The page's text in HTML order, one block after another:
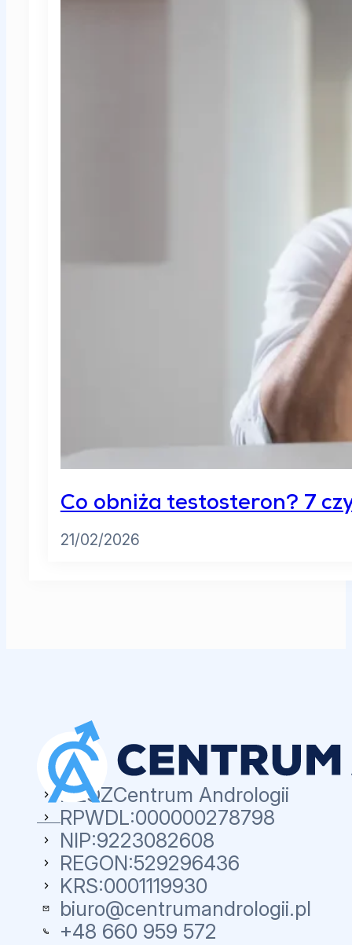
Co obniża testosteron? 7
21/02/2026
NZOZCentrum Andrologii
RPWDL:000000278798
NIP:9223082608
REGON:529296436
KRS:0001119930
biuro@centrumandrologii.pl
+48 660 959 572